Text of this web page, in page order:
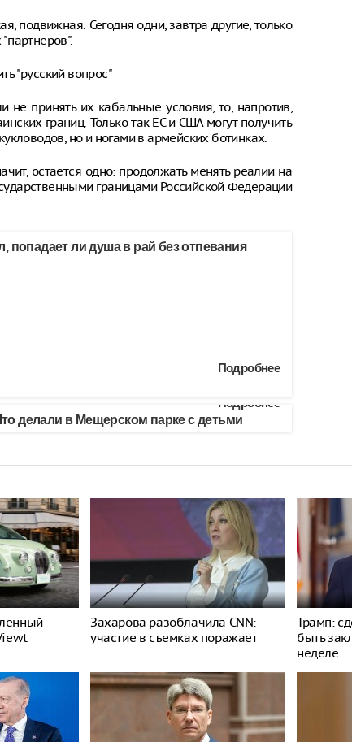
подвижная. Сегодня одни, завтра другие, только
"русский вопрос"
принять их кабальные условия, то, напротив,
границ. Только так ЕС и США могут получить
но и ногами в армейских ботинках.
остается одно: продолжать менять реалии на
границами Российской Федерации
попадает ли душа в рай без отпевания
Подробнее
делали в Мещерском парке с детьми
Подробнее
Захарова разоблачила CNN:
участие в съемках поражает
Трамп:
быть
неделе